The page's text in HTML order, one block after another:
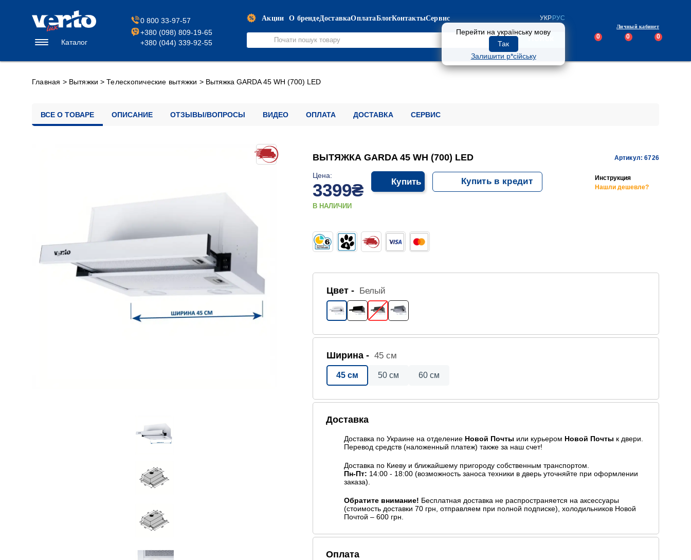
Каталог
0 800 33-97-57
+380 (098) 809-19-65
+380 (044) 339-92-55
Акции О брендеДоставкаОплатаБлогКонтактыСервис УКР РУС
Перейти на українську мову
Так
Залишити р*сійську
Поиск
Личный кабинет
0 0 0
Главная > Вытяжки >Телескопические вытяжки > Вытяжка GARDA 45 WH (700) LED
ВСЕ О ТОВАРЕ ОПИСАНИЕ ОТЗЫВЫ/ВОПРОСЫ ВИДЕО ОПЛАТА ДОСТАВКА СЕРВИС
ВЫТЯЖКА GARDA 45 WH (700) LED Артикул: 6726
Цена:
3399₴
В НАЛИЧИИ
Купить Купить в кредит
Инструкция
Нашли дешевле?
Цвет - Белый
Ширина - 45 см
45 см 50 см 60 см
Доставка
Доставка по Украине на отделение Новой Почты или курьером Новой Почты к двери.
Перевод средств (наложенный платеж) также за наш счет!
Доставка по Киеву и ближайшему пригороду собственным транспортом.
Пн-Пт: 14:00 - 18:00 (возможность заноса техники в дверь уточняйте при оформлении
заказа).
Обратите внимание! Бесплатная доставка не распространяется на аксессуары
(стоимость доставки 70 грн, отправляем при полной подписке), холодильников Новой
Почтой – 600 грн.
Оплата